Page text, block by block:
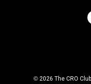
© 2026 The CRO